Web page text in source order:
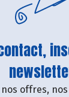
offres,